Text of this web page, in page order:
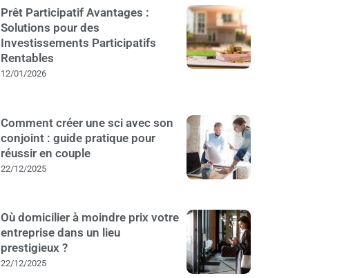
Prêt Participatif Avantages :
Solutions pour des
Investissements Participatifs
Rentables
12/01/2026
Comment créer une sci avec son
conjoint : guide pratique pour
réussir en couple
22/12/2025
Où domicilier à moindre prix votre
entreprise dans un lieu
prestigieux ?
22/12/2025